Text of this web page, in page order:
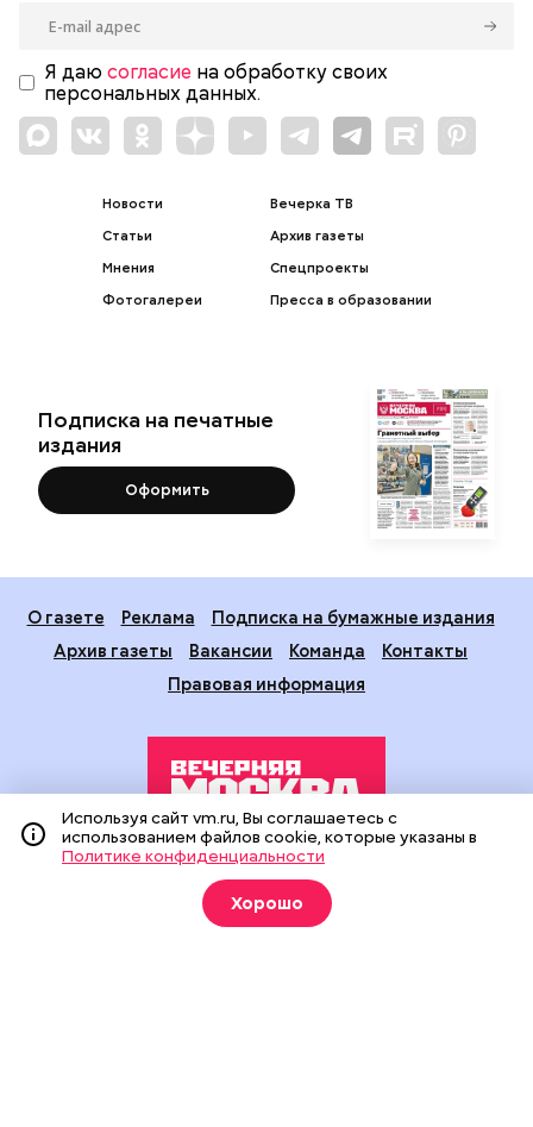
Я даю согласие на обработку своих
персональных данных.
Новости
Статьи
Мнения
Фотогалереи
Вечерка ТВ
Архив газеты
Спецпроекты
Пресса в образовании
Подписка на печатные
издания
Оформить
О газете Реклама
Подписка на бумажные издания
Архив газеты
Вакансии Команда
Контакты
Правовая информация
Издание создано при финансовой поддержке Департамента
средств массовой информации и рекламы города Москвы.
На сайте применяются рекомендательные технологии
(информационные технологии предоставления информации
Используя сайт vm.ru, Вы соглашаетесь с
использованием файлов cookie, которые указаны в
Политике конфиденциальности
Хорошо